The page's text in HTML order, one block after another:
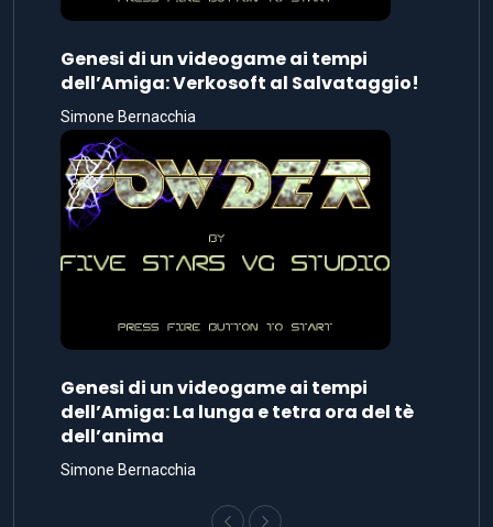
Genesi di un videogame ai tempi
dell’Amiga: Verkosoft al Salvataggio!
Simone Bernacchia
Genesi di un videogame ai tempi
dell’Amiga: La lunga e tetra ora del tè
dell’anima
Simone Bernacchia